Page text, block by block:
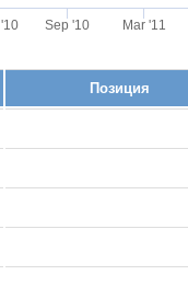
Sep '10 Mar '11
Позиция